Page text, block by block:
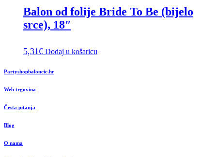
Balon od folije Bride To Be (bijelo
srce), 18″
5,31€ Dodaj u košaricu
Partyshopbaloncic.hr
Web trgovina
Česta pitanja
Blog
O nama